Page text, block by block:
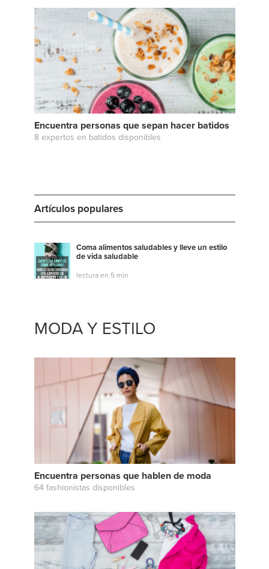
Encuentra personas que sepan hacer batidos
8 expertos en batidos disponibles
Artículos populares
Coma alimentos saludables y lleve un estilo
de vida saludable
lectura en 5 min
MODA Y ESTILO
Encuentra personas que hablen de moda
64 fashionistas disponibles